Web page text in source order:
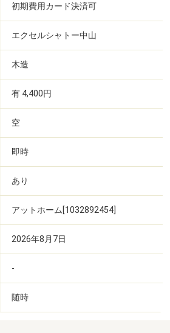
初期費用カード決済可
エクセルシャトー中山
木造
有 4,400円
空
即時
あり
アットホーム[1032892454]
2026年8月7日
-
随時